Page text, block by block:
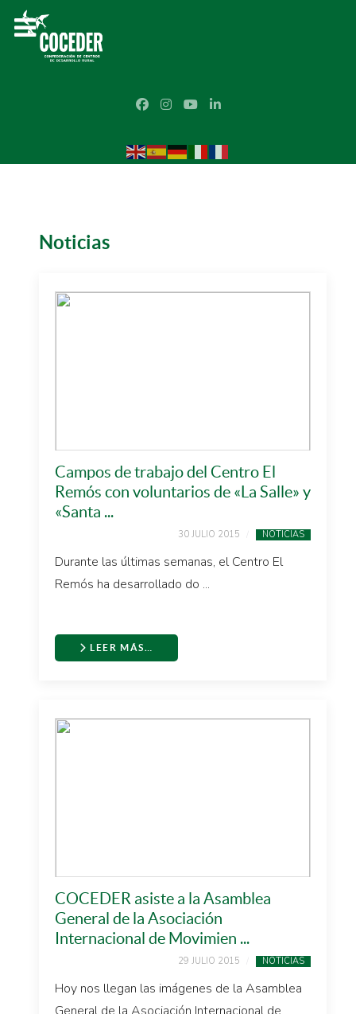
Noticias
Campos de trabajo del Centro El
Remós con voluntarios de «La Salle» y
«Santa ...
30 JULIO 2015 NOTICIAS
Durante las últimas semanas, el Centro El
Remós ha desarrollado do ...
LEER MÁS…
COCEDER asiste a la Asamblea
General de la Asociación
Internacional de Movimien ...
29 JULIO 2015 NOTICIAS
Hoy nos llegan las imágenes de la Asamblea